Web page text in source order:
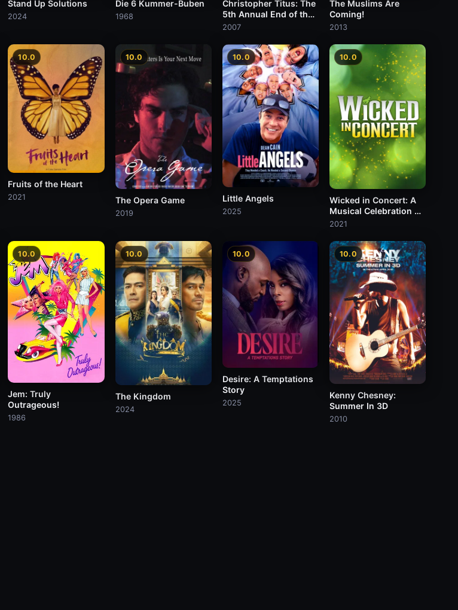
Stand Up Solutions
2024
Die 6 Kummer-Buben
1968
Christopher Titus: The
5th Annual End of the
World Tour
2007
The Muslims Are
Coming!
2013
10.0
Fruits of the Heart
2021
10.0
The Opera Game
2019
10.0
Little Angels
2025
10.0
Wicked in Concert: A
Musical Celebration of
the Iconic Broadway
2021
10.0
Jem: Truly
Outrageous!
1986
10.0
The Kingdom
2024
10.0
Desire: A Temptations
Story
2025
10.0
Kenny Chesney:
Summer In 3D
2010